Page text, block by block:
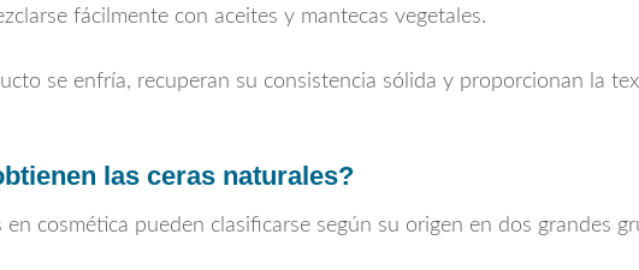
fácilmente con aceites y mantecas vegetales.
se enfría, recuperan su consistencia sólida y proporcionan la
las ceras naturales?
en cosmética pueden clasificarse según su origen en dos grandes